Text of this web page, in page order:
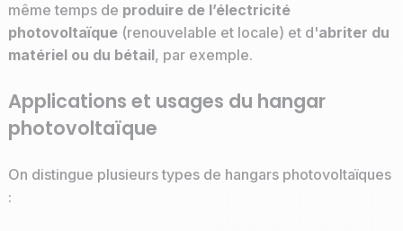
même temps de produire de l’électricité
photovoltaïque (renouvelable et locale) et d'abriter du
matériel ou du bétail, par exemple.
Applications et usages du hangar
photovoltaïque
On distingue plusieurs types de hangars photovoltaïques
: